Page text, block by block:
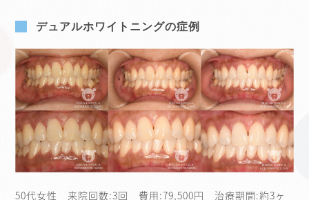
デュアルホワイトニングの症例
50代女性 来院回数:3回 費用:79,500円 治療期間:約3ヶ